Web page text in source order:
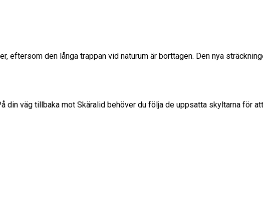
eftersom den långa trappan vid naturum är borttagen. Den nya
din väg tillbaka mot Skäralid behöver du följa de uppsatta skyltarna för